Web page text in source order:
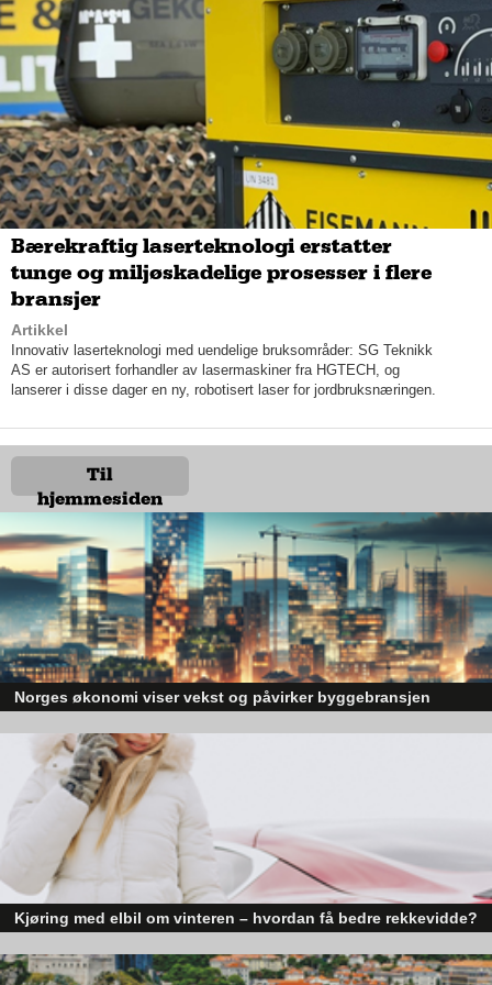
uten en rykende fersk Cross Turismo. Nå har de nemlig en
langt større kontroll på situasjonen, noe som gjør at de klarer å
gi «Porscheopplevelsen» til alle sine kunder.
En vaskeekte Porsche
Til tross for at Cross Turismo ikke er like fersk lenger, så selger
den rålekre elektriske sportsbilen likevel svært godt i hele
landet – ikke minst her i Asker og Bærum. Her er elbil-andelen
høyere enn i resten av Norge.
– Cross Turismo er «spot on!» Den har alt! Den er
skreddersydd etter norske forhold, og ser ut som en drøm.
Firehjulstrekk, nivåjustering og god plass – alt er på plass. I
Porsche sier man at det skal se ut som en Porsche, føles som
en Porsche og kjøres som en Porsche, og det gjør den, gliser
Ivar.
Bærekraftig laserteknologi erstatter
tunge og miljøskadelige prosesser i flere
bransjer
Artikkel
Innovativ laserteknologi med uendelige bruksområder: SG Teknikk
AS er autorisert forhandler av lasermaskiner fra HGTECH, og
lanserer i disse dager en ny, robotisert laser for jordbruksnæringen.
Til
hjemmesiden
Norges økonomi viser vekst og påvirker byggebransjen
skaper optimisme på tvers av ulike sektorer. Byggebransjen er spesielt
posisjonert til å dra nytte av denne økonomiske oppgangen.
Kjøring med elbil om vinteren – hvordan få bedre rekkevidde?
utfordrende vinterforhold kan være en utfordring.